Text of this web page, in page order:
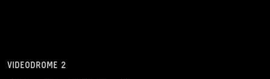
VIDEODROME 2